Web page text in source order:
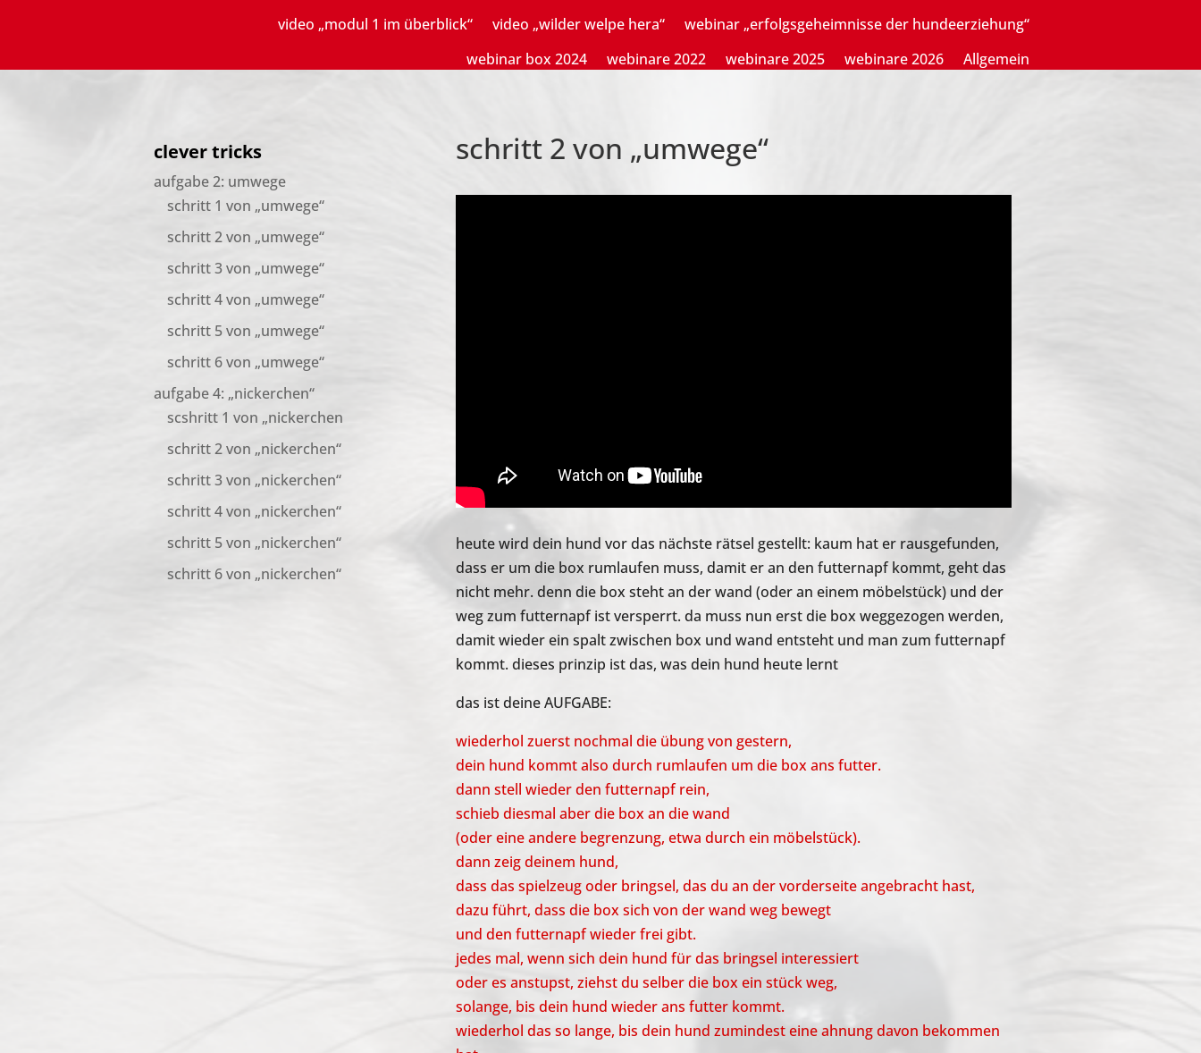
video „modul 1 im überblick“
video „wilder welpe hera“
webinar „erfolgsgeheimnisse der hundeerziehung“
webinar box 2024
webinare 2022 webinare 2025 webinare 2026 Allgemein
clever tricks
aufgabe 2: umwege
schritt 1 von „umwege“
schritt 2 von „umwege“
schritt 3 von „umwege“
schritt 4 von „umwege“
schritt 5 von „umwege“
schritt 6 von „umwege“
aufgabe 4: „nickerchen“
scshritt 1 von „nickerchen
schritt 2 von „nickerchen“
schritt 3 von „nickerchen“
schritt 4 von „nickerchen“
schritt 5 von „nickerchen“
schritt 6 von „nickerchen“
schritt 2 von „umwege“
heute wird dein hund vor das nächste rätsel gestellt: kaum hat er rausgefunden,
dass er um die box rumlaufen muss, damit er an den futternapf kommt, geht das
nicht mehr. denn die box steht an der wand (oder an einem möbelstück) und der
weg zum futternapf ist versperrt. da muss nun erst die box weggezogen werden,
damit wieder ein spalt zwischen box und wand entsteht und man zum futternapf
kommt. dieses prinzip ist das, was dein hund heute lernt
das ist deine AUFGABE:
wiederhol zuerst nochmal die übung von gestern,
dein hund kommt also durch rumlaufen um die box ans futter.
dann stell wieder den futternapf rein,
schieb diesmal aber die box an die wand
(oder eine andere begrenzung, etwa durch ein möbelstück).
dann zeig deinem hund,
dass das spielzeug oder bringsel, das du an der vorderseite angebracht hast,
dazu führt, dass die box sich von der wand weg bewegt
und den futternapf wieder frei gibt.
jedes mal, wenn sich dein hund für das bringsel interessiert
oder es anstupst, ziehst du selber die box ein stück weg,
solange, bis dein hund wieder ans futter kommt.
wiederhol das so lange, bis dein hund zumindest eine ahnung davon bekommen